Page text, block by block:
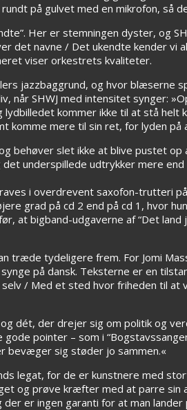
på gulvet med en mikrofon, så
Her er stemningen dyster, og
det navne / Det ukendte kender vi
viser orkestrets kvaliteter.
jazzbaggrund, og hvor blæserne
når SHWJ med intensitet synger:
kommer ikke til at stå helt
komme mere til sin ret, for lyden på
behøver slet ikke at blive pustet
underspillede udtrykker mere
i overdrevent saxofon-trutteri
grad på cd 2 end på cd 1, hvor
at bigband-udgaverne af “Det land
træde tydeligere frem. For Jomi
på dansk. Teksterne er en
selv / Med et sted hvor friheden til
dét, der drejer sig om politik og
pointer – som i
bevæger sig støder jo sammen.«
legat, for de er kunstnere med
og prøve kræfter med at parre sin
er ingen garanti for at man lander